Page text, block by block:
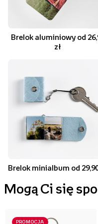
Brelok aluminiowy od
zł
Brelok minialbum od
Mogą Ci się
PROMOCJA